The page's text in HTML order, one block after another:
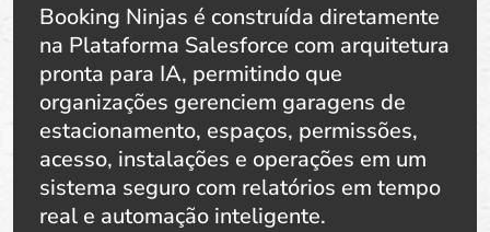
Booking Ninjas é construída diretamente
na Plataforma Salesforce com arquitetura
pronta para IA, permitindo que
organizações gerenciem garagens de
estacionamento, espaços, permissões,
acesso, instalações e operações em um
sistema seguro com relatórios em tempo
real e automação inteligente.